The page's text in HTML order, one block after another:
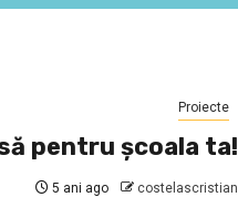
Proiecte
pentru școala ta!
5 ani ago costelascristian